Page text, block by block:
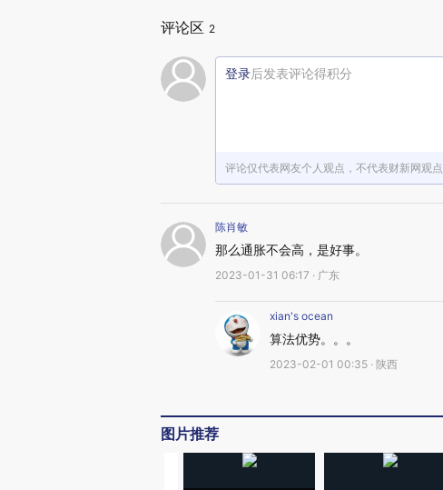
评论区 2
登录后发表评论得积分
评论仅代表网友个人观点，不代表财新网观点
陈肖敏
那么通胀不会高，是好事。
2023-01-31 06:17 · 广东
xian's ocean
算法优势。。。
2023-02-01 00:35 · 陕西
图片推荐